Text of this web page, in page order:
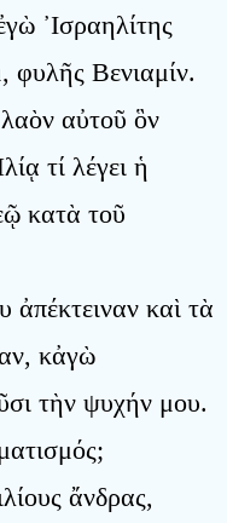
᾿Ισραηλίτης
φυλῆς Βενιαμίν.
αὐτοῦ ὃν
τί λέγει ἡ
κατὰ τοῦ
καὶ τὰ
κἀγὼ
τὴν ψυχήν μου.
ἄνδρας,